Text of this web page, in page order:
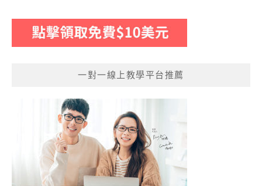
一對一線上教學平台推薦